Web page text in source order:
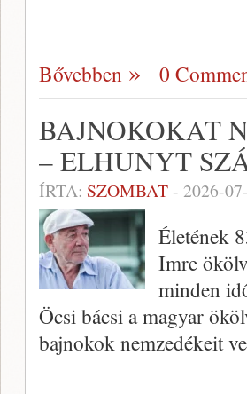
Bővebben 0
BAJNOKOKAT
– ELHUNYT
ÍRTA: SZOMBAT- 2026-
Életének
Imre
minden
Öcsi bácsi a magyar
bajnokok nemzedékeit